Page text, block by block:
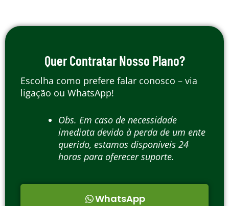
Quer Contratar Nosso Plano?
Escolha como prefere falar conosco – via
ligação ou WhatsApp!
Obs. Em caso de necessidade
imediata devido à perda de um ente
querido, estamos disponíveis 24
horas para oferecer suporte.
WhatsApp